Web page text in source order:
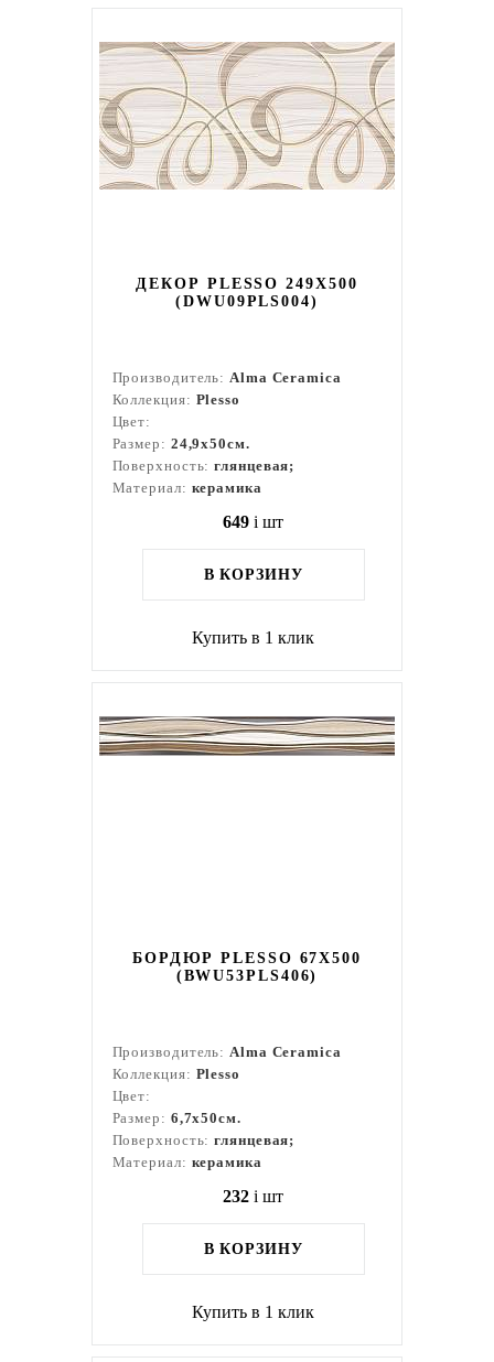
ДЕКОР PLESSO 249X500
(DWU09PLS004)
Производитель:Alma Ceramica
Коллекция: Plesso
Цвет:
Размер: 24,9x50см.
Поверхность:глянцевая;
Материал: керамика
649 i шт
В КОРЗИНУ
Купить в 1 клик
БОРДЮР PLESSO 67X500
(BWU53PLS406)
Производитель:Alma Ceramica
Коллекция: Plesso
Цвет:
Размер: 6,7x50см.
Поверхность:глянцевая;
Материал: керамика
232 i шт
В КОРЗИНУ
Купить в 1 клик